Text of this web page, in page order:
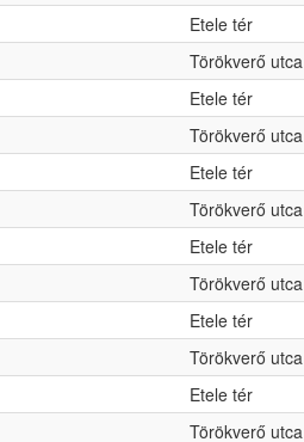
Etele tér
Törökverő utca
Etele tér
Törökverő utca
Etele tér
Törökverő utca
Etele tér
Törökverő utca
Etele tér
Törökverő utca
Etele tér
Törökverő utca